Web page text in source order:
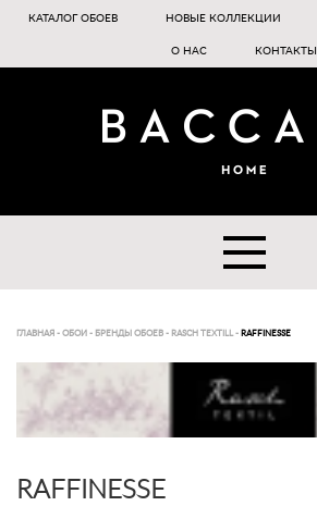
КАТАЛОГ ОБОЕВ НОВЫЕ КОЛЛЕКЦИИ
О НАС КОНТАКТЫ
ГЛАВНАЯ - ОБОИ - БРЕНДЫ ОБОЕВ - RASCH TEXTILL- RAFFINESSE
RAFFINESSE